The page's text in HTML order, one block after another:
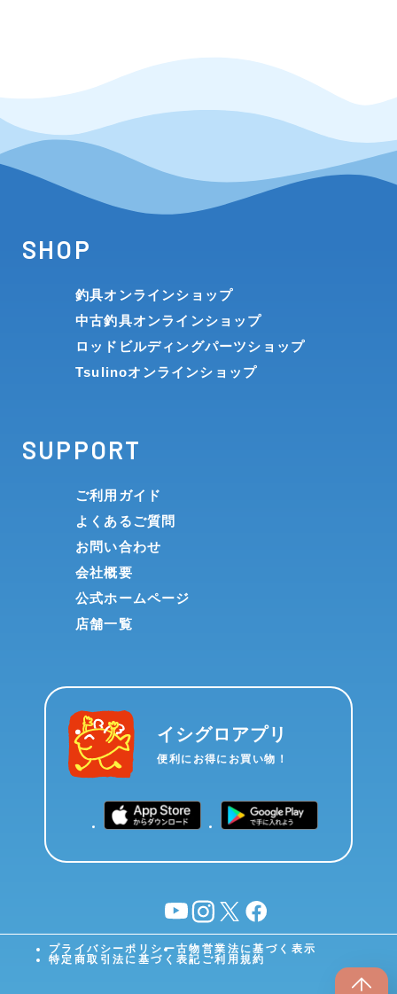
SHOP
釣具オンラインショップ
中古釣具オンラインショップ
ロッドビルディングパーツショップ
Tsulinoオンラインショップ
SUPPORT
ご利用ガイド
よくあるご質問
お問い合わせ
会社概要
公式ホームページ
店舗一覧
イシグロアプリ
便利にお得にお買い物！
YouTubeinstagram
X facebook
プライバシーポリシー古物営業法に基づく表示
特定商取引法に基づく表記 ご利用規約